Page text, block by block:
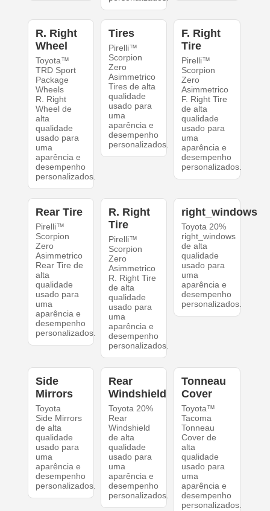
R. Right
Wheel
Toyota™
TRD Sport
Package
Wheels
R. Right
Wheel de
alta
qualidade
usado para
uma
aparência e
desempenho
personalizados.
Tires
Pirelli™
Scorpion
Zero
Asimmetrico
Tires de alta
qualidade
usado para
uma
aparência e
desempenho
personalizados.
F. Right
Tire
Pirelli™
Scorpion
Zero
Asimmetrico
F. Right Tire
de alta
qualidade
usado para
uma
aparência e
desempenho
personalizados.
Rear Tire
Pirelli™
Scorpion
Zero
Asimmetrico
Rear Tire de
alta
qualidade
usado para
uma
aparência e
desempenho
personalizados.
R. Right
Tire
Pirelli™
Scorpion
Zero
Asimmetrico
R. Right Tire
de alta
qualidade
usado para
uma
aparência e
desempenho
personalizados.
right_windows
Toyota 20%
right_windows
de alta
qualidade
usado para
uma
aparência e
desempenho
personalizados.
Side
Mirrors
Toyota
Side Mirrors
de alta
qualidade
usado para
uma
aparência e
desempenho
personalizados.
Rear
Windshield
Toyota 20%
Rear
Windshield
de alta
qualidade
usado para
uma
aparência e
desempenho
personalizados.
Tonneau
Cover
Toyota™
Tacoma
Tonneau
Cover de
alta
qualidade
usado para
uma
aparência e
desempenho
personalizados.